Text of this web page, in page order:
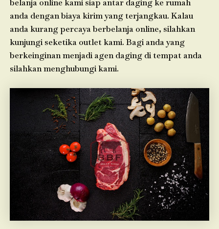
belanja online kami siap antar daging ke rumah
anda dengan biaya kirim yang terjangkau. Kalau
anda kurang percaya berbelanja online, silahkan
kunjungi seketika outlet kami. Bagi anda yang
berkeinginan menjadi agen daging di tempat anda
silahkan menghubungi kami.